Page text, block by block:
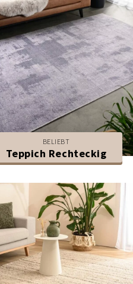
BELIEBT
Teppich Rechteckig